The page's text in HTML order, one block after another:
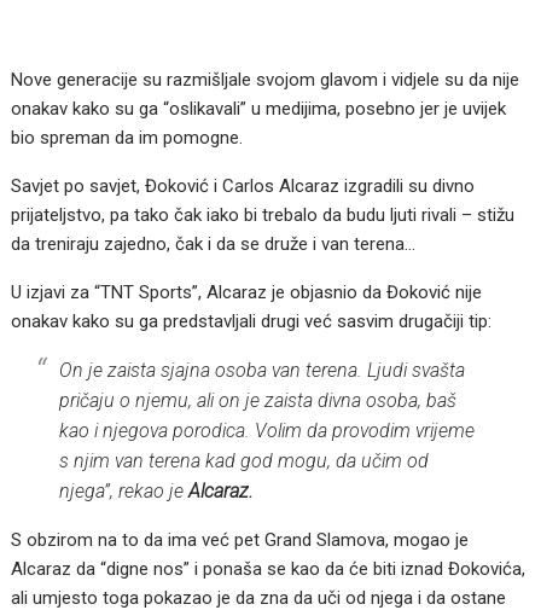
Nove generacije su razmišljale svojom glavom i vidjele su da nije
onakav kako su ga “oslikavali” u medijima, posebno jer je uvijek
bio spreman da im pomogne.
Savjet po savjet, Đoković i Carlos Alcaraz izgradili su divno
prijateljstvo, pa tako čak iako bi trebalo da budu ljuti rivali – stižu
da treniraju zajedno, čak i da se druže i van terena…
U izjavi za “TNT Sports”, Alcaraz je objasnio da Đoković nije
onakav kako su ga predstavljali drugi već sasvim drugačiji tip:
On je zaista sjajna osoba van terena. Ljudi svašta
pričaju o njemu, ali on je zaista divna osoba, baš
kao i njegova porodica. Volim da provodim vrijeme
s njim van terena kad god mogu, da učim od
njega”, rekao jeAlcaraz.
S obzirom na to da ima već pet Grand Slamova, mogao je
Alcaraz da “digne nos” i ponaša se kao da će biti iznad Đokovića,
ali umjesto toga pokazao je da zna da uči od njega i da ostane